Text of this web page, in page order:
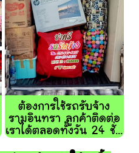
ต้องการใช้รถรับจ้าง
รามอินทรา ลูกค้าติดต่อ
เราได้ตลอดทั้งวัน 24 ชั่...